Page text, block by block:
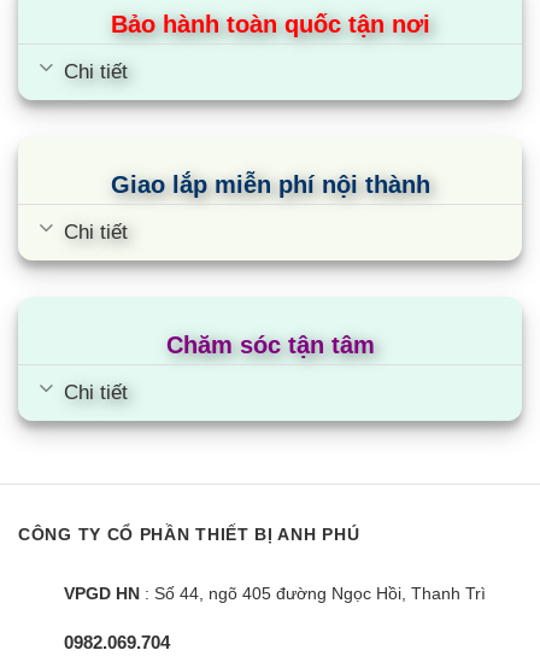
Bảo hành toàn quốc tận nơi
Chi tiết
Giao lắp miễn phí nội thành
Chi tiết
Chăm sóc tận tâm
Chi tiết
CÔNG TY CỔ PHẦN THIẾT BỊ ANH PHÚ
VPGD HN : Số 44, ngõ 405 đường Ngọc Hồi, Thanh Trì
0982.069.704